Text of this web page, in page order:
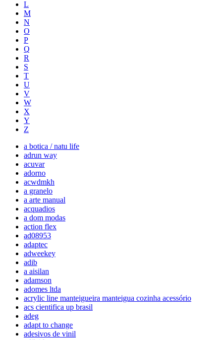
L
M
N
O
P
Q
R
S
T
U
V
W
X
Y
Z
a botica / natu life
adrun way
acuvar
adorno
acwdmkh
a granelo
a arte manual
acquadios
a dom modas
action flex
ad08953
adaptec
adweekey
adib
a aisilan
adamson
adomes ltda
acrylic line manteigueira manteigua cozinha acessório
acs cientifica up brasil
adeg
adapt to change
adesivos de vinil